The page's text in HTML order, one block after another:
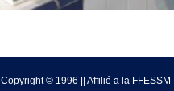
Copyright © 1996 || Affilié a la